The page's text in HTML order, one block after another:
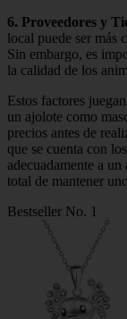
6. Proveedores y
local puede ser más
Sin embargo, es
la calidad de los
Estos factores
un ajolote como
precios antes de
que se cuenta con
adecuadamente a
total de mantener
Bestseller No. 1